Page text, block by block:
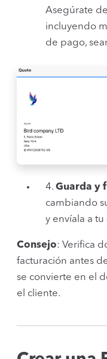
Asegúrate
incluyendo
de pago,
4. Guarda y
cambiando
y envíala a tu
Consejo: Verifica
facturación antes
se convierte en el
el cliente.